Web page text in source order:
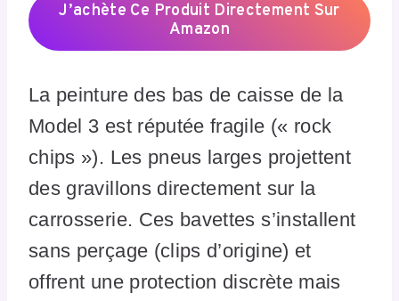
J’achète Ce Produit Directement Sur
Amazon
La peinture des bas de caisse de la
Model 3 est réputée fragile (« rock
chips »). Les pneus larges projettent
des gravillons directement sur la
carrosserie. Ces bavettes s’installent
sans perçage (clips d’origine) et
offrent une protection discrète mais